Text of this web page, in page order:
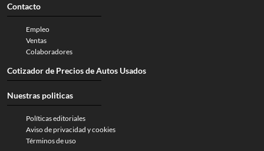
Contacto
Empleo
Ventas
Colaboradores
Cotizador de Precios de Autos Usados
Nuestras politicas
Políticas editoriales
Aviso de privacidad y cookies
Términos de uso